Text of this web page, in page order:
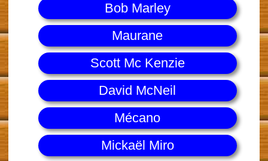
Bob Marley
Maurane
Scott Mc Kenzie
David McNeil
Mécano
Mickaël Miro